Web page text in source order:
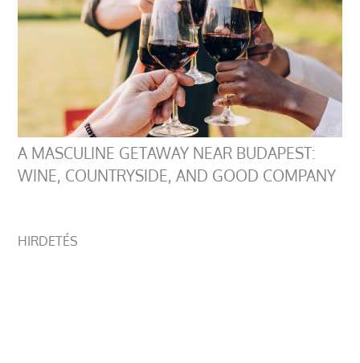
A MASCULINE GETAWAY NEAR BUDAPEST:
WINE, COUNTRYSIDE, AND GOOD COMPANY
HIRDETÉS